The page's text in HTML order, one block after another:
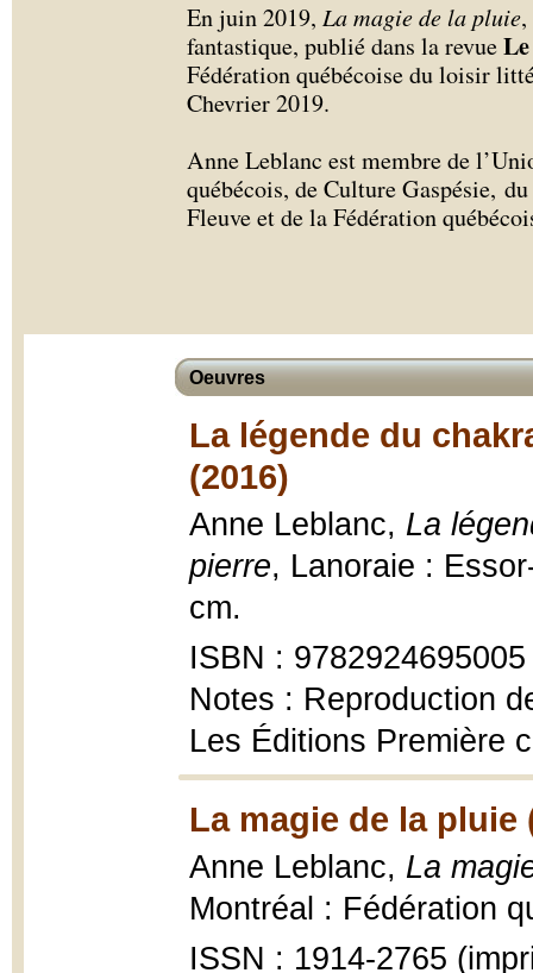
En juin 2019, La magie de la pluie
fantastique, publié dans la revue
Fédération québécoise du loisir
Chevrier 2019.
Anne Leblanc est membre de
québécois, de Culture Gaspésie,
Fleuve et de la Fédération
Oeuvres
La légende du
(2016)
Anne Leblanc, La
pierre, Lanoraie :
cm.
ISBN : 9782924695005
Notes : Reproduction
Les Éditions Première
La magie de la pluie
Anne Leblanc, La
Montréal : Fédération
ISSN : 1914-2765